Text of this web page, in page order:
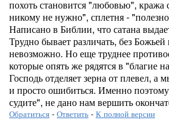
похоть становится "любовью", кража
никому не нужно", сплетня -
Написано в Библии, что сатана
Трудно бывает различать, без
невозможно. Но еще труднее
которые опять же рядятся в "благие
Господь отделяет зерна от плевел, а
и просто ошибиться. Именно поэтому
судите", не дано нам вершить
Обратиться - Ответить - К полной версии